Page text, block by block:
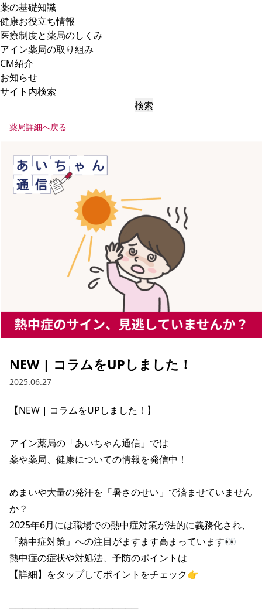
薬の基礎知識
健康お役立ち情報
医療制度と薬局のしくみ
アイン薬局の取り組み
CM紹介
お知らせ
サイト内検索
検索
薬局詳細へ戻る
NEW | コラムをUPしました！
2025.06.27
【NEW | コラムをUPしました！】
アイン薬局の「あいちゃん通信」では
薬や薬局、健康についての情報を発信中！
めまいや大量の発汗を「暑さのせい」で済ませていません
か？
2025年6月には職場での熱中症対策が法的に義務化され、
「熱中症対策」への注目がますます高まっています👀
熱中症の症状や対処法、予防のポイントは
【詳細】をタップしてポイントをチェック👉
────────────────────